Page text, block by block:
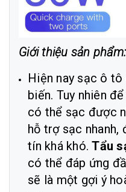
Giới thiệu sản phẩm:
Hiện nay sạc ô
biến. Tuy nhiên
có thể sạc được
hỗ trợ sạc nhanh,
tín khá khó.Tẩu
có thể đáp ứng
sẽ là một gợi ý